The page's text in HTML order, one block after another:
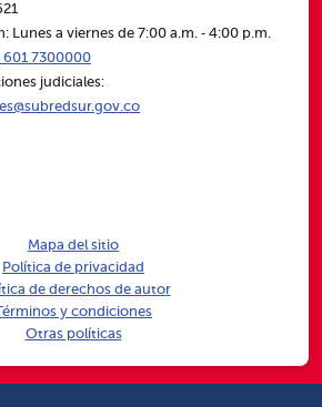
Lunes a viernes de 7:00 a.m. ‑ 4:00 p.m.
601 7300000
judiciales:
Mapa del sitio
Política de privacidad
de derechos de autor
y condiciones
Otras políticas